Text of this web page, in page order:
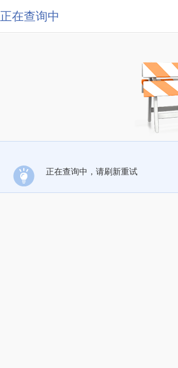
正在查询中
正在查询中，请刷新重试